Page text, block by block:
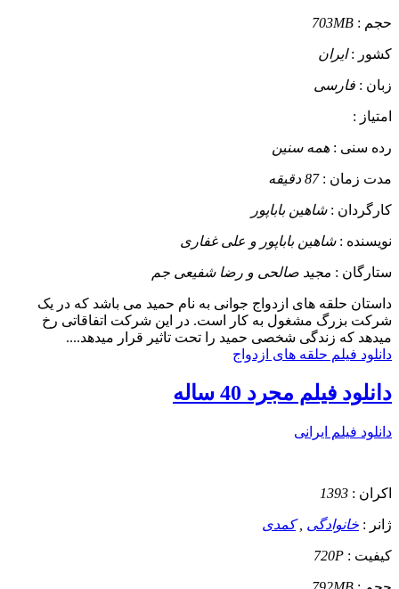
حجم : 703MB
کشور :ایران
زبان : فارسی
امتیاز :
رده سنی : همه سنین
مدت زمان :87 دقیقه
کارگردان :شاهین باباپور
نویسنده :شاهین باباپور و علی غفاری
ستارگان : مجید صالحی و رضا شفیعی جم
داستان حلقه های ازدواج جوانی به نام حمید می باشد که در یک
شرکت بزرگ مشغول به کار است. در این شرکت اتفاقاتی رخ
میدهد که زندگی شخصی حمید را تحت تاثیر قرار میدهد....
دانلود فیلم حلقه های ازدواج
دانلود فیلم مجرد 40 ساله
دانلود فیلم ایرانی
اکران : 1393
ژانر : خانوادگی ,کمدی
کیفیت : 720P